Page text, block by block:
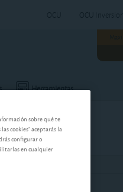
OCU OCU
Herramientas
sobre qué te
cookies" aceptarás la
configurar o
en cualquier